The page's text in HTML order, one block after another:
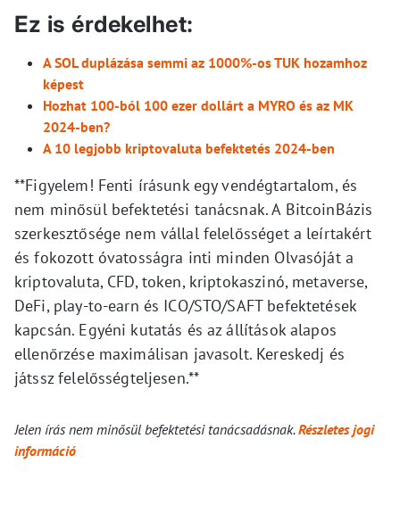
Ez is érdekelhet:
A SOL duplázása semmi az 1000%-os TUK hozamhoz
képest
Hozhat 100-ból 100 ezer dollárt a MYRO és az MK
2024-ben?
A 10 legjobb kriptovaluta befektetés 2024-ben
**Figyelem! Fenti írásunk egy vendégtartalom, és
nem minősül befektetési tanácsnak. A BitcoinBázis
szerkesztősége nem vállal felelősséget a leírtakért
és fokozott óvatosságra inti minden Olvasóját a
kriptovaluta, CFD, token, kriptokaszinó, metaverse,
DeFi, play-to-earn és ICO/STO/SAFT befektetések
kapcsán. Egyéni kutatás és az állítások alapos
ellenőrzése maximálisan javasolt. Kereskedj és
játssz felelősségteljesen.**
Jelen írás nem minősül befektetési tanácsadásnak.Részletes jogi
információ